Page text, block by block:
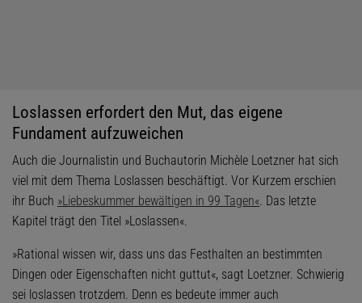
Loslassen erfordert den Mut, das eigene
Fundament aufzuweichen
Auch die Journalistin und Buchautorin Michèle Loetzner hat sich
viel mit dem Thema Loslassen beschäftigt. Vor Kurzem erschien
ihr Buch »Liebeskummer bewältigen in 99 Tagen«. Das letzte
Kapitel trägt den Titel »Loslassen«.
»Rational wissen wir, dass uns das Festhalten an bestimmten
Dingen oder Eigenschaften nicht guttut«, sagt Loetzner. Schwierig
sei loslassen trotzdem. Denn es bedeute immer auch